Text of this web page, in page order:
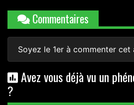
Commentaires
Soyez le 1er à commenter cet
Avez vous déjà vu un
?